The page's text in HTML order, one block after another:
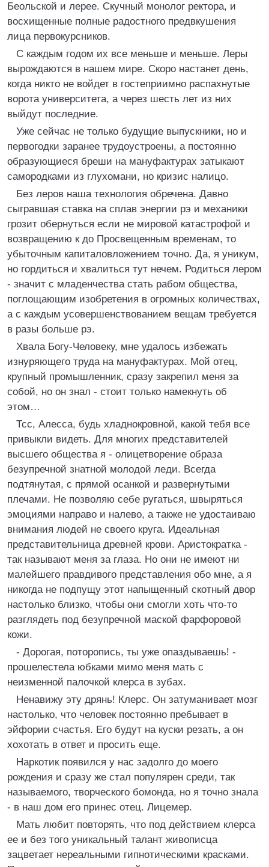
Беольской и лерее. Скучный монолог ректора, и
восхищенные полные радостного предвкушения
лица первокурсников.
С каждым годом их все меньше и меньше. Леры
вырождаются в нашем мире. Скоро настанет день,
когда никто не войдет в гостеприимно распахнутые
ворота университета, а через шесть лет из них
выйдут последние.
Уже сейчас не только будущие выпускники, но и
первогодки заранее трудоустроены, а постоянно
образующиеся бреши на мануфактурах затыкают
самородками из глухомани, но кризис налицо.
Без леров наша технология обречена. Давно
сыгравшая ставка на сплав энергии рэ и механики
грозит обернуться если не мировой катастрофой и
возвращению к до Просвещенным временам, то
убыточным капиталовложением точно. Да, я уникум,
но гордиться и хвалиться тут нечем. Родиться лером
- значит с младенчества стать рабом общества,
поглощающим изобретения в огромных количествах,
а с каждым усовершенствованием вещам требуется
в разы больше рэ.
Хвала Богу-Человеку, мне удалось избежать
изнуряющего труда на мануфактурах. Мой отец,
крупный промышленник, сразу закрепил меня за
собой, но он знал - стоит только намекнуть об
этом…
Тсс, Алесса, будь хладнокровной, какой тебя все
привыкли видеть. Для многих представителей
высшего общества я - олицетворение образа
безупречной знатной молодой леди. Всегда
подтянутая, с прямой осанкой и развернутыми
плечами. Не позволяю себе ругаться, швыряться
эмоциями направо и налево, а также не удостаиваю
внимания людей не своего круга. Идеальная
представительница древней крови. Аристократка -
так называют меня за глаза. Но они не имеют ни
малейшего правдивого представления обо мне, а я
никогда не подпущу этот напыщенный скотный двор
настолько близко, чтобы они смогли хоть что-то
разглядеть под безупречной маской фарфоровой
кожи.
- Дорогая, поторопись, ты уже опаздываешь! -
прошелестела юбками мимо меня мать с
неизменной палочкой клерса в зубах.
Ненавижу эту дрянь! Клерс. Он затуманивает мозг
настолько, что человек постоянно пребывает в
эйфории счастья. Его будут на куски резать, а он
хохотать в ответ и просить еще.
Наркотик появился у нас задолго до моего
рождения и сразу же стал популярен среди, так
называемого, творческого бомонда, но я точно знала
- в наш дом его принес отец. Лицемер.
Мать любит повторять, что под действием клерса
ее и без того уникальный талант живописца
зацветает нереальными гипнотическими красками.